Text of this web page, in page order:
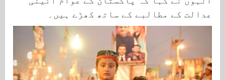
عدالت کے مطالبے کے ساتھ کھڑے ہیں۔